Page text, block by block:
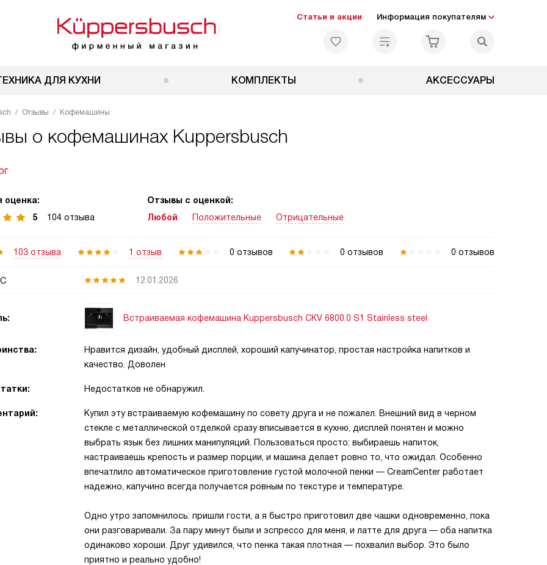
Статьи и акции Информация покупателям
ДЛЯ КУХНИ КОМПЛЕКТЫ АКСЕССУАРЫ
Отзывы Кофемашины
о кофемашинах Kuppersbusch
оценка:
5
104 отзыва
Отзывы с оценкой:
Любой
Положительные Отрицательные
103 отзыва 1 отзыв 0 отзывов 0 отзывов 0 отзывов
12.01.2026
Встраиваемая кофемашина Kuppersbusch CKV 6800.0 S1 Stainless steel
Нравится дизайн, удобный дисплей, хороший капучинатор, простая настройка напитков и
качество. Доволен
Недостатков не обнаружил.
Купил эту встраиваемую кофемашину по совету друга и не пожалел. Внешний вид в черном
стекле с металлической отделкой сразу вписывается в кухню, дисплей понятен и можно
выбрать язык без лишних манипуляций. Пользоваться просто: выбираешь напиток,
настраиваешь крепость и размер порции, и машина делает ровно то, что ожидал. Особенно
впечатлило автоматическое приготовление густой молочной пенки — CreamCenter работает
надежно, капучино всегда получается ровным по текстуре и температуре.
Одно утро запомнилось: пришли гости, а я быстро приготовил две чашки одновременно, пока
они разговаривали. За пару минут были и эспрессо для меня, и латте для друга — оба напитка
одинаково хороши. Друг удивился, что пенка такая плотная — похвалил выбор. Это было
приятно и реально удобно!